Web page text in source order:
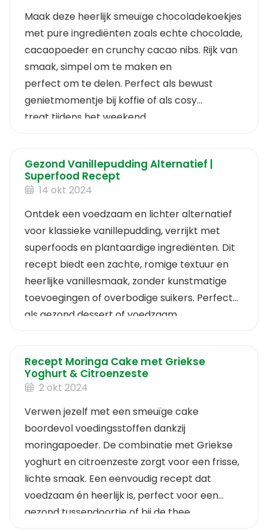
Maak deze heerlijk smeuïge chocoladekoekjes
met pure ingrediënten zoals echte chocolade,
cacaopoeder en crunchy cacao nibs. Rijk van
smaak, simpel om te maken en
perfect om te delen. Perfect als bewust
genietmomentje bij koffie of als cosy
treat tijdens het weekend.
Gezond Vanillepudding Alternatief |
Superfood Recept
14 okt 2024
Ontdek een voedzaam en lichter alternatief
voor klassieke vanillepudding, verrijkt met
superfoods en plantaardige ingrediënten. Dit
recept biedt een zachte, romige textuur en
heerlijke vanillesmaak, zonder kunstmatige
toevoegingen of overbodige suikers. Perfect
als gezond dessert of voedzaam
Recept Moringa Cake met Griekse
Yoghurt & Citroenzeste
2 okt 2024
Verwen jezelf met een smeuïge cake
boordevol voedingsstoffen dankzij
moringapoeder. De combinatie met Griekse
yoghurt en citroenzeste zorgt voor een frisse,
lichte smaak. Een eenvoudig recept dat
voedzaam én heerlijk is, perfect voor een
gezond tussendoortje of bij de thee.